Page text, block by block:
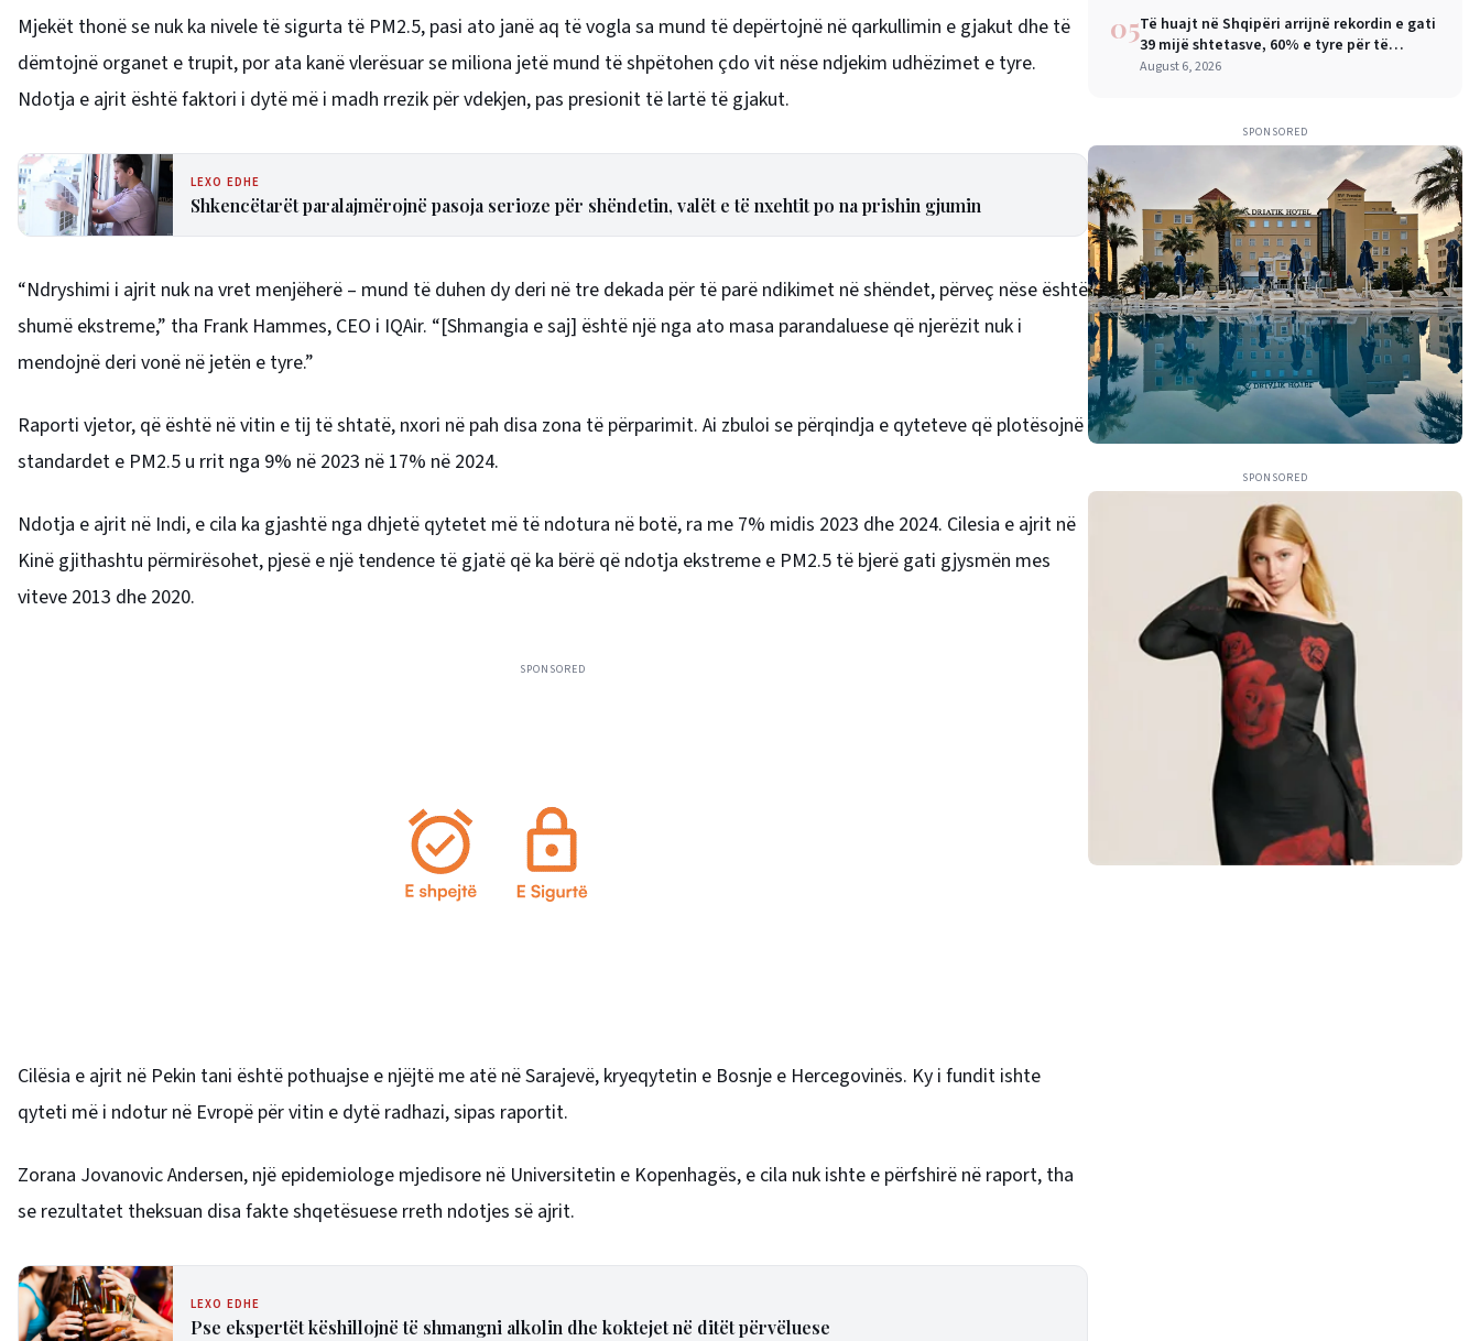
Mjekët thonë se nuk ka nivele të sigurta të PM2.5, pasi ato janë aq të vogla sa mund të depërtojnë në qarkullimin e gjakut dhe të
dëmtojnë organet e trupit, por ata kanë vlerësuar se miliona jetë mund të shpëtohen çdo vit nëse ndjekim udhëzimet e tyre.
Ndotja e ajrit është faktori i dytë më i madh rrezik për vdekjen, pas presionit të lartë të gjakut.
LEXO EDHE
Shkencëtarët paralajmërojnë pasoja serioze për shëndetin, valët e të nxehtit po na prishin gjumin
“Ndryshimi i ajrit nuk na vret menjëherë – mund të duhen dy deri në tre dekada për të parë ndikimet në shëndet, përveç nëse është
shumë ekstreme,” tha Frank Hammes, CEO i IQAir. “[Shmangia e saj] është një nga ato masa parandaluese që njerëzit nuk i
mendojnë deri vonë në jetën e tyre.”
Raporti vjetor, që është në vitin e tij të shtatë, nxori në pah disa zona të përparimit. Ai zbuloi se përqindja e qyteteve që plotësojnë
standardet e PM2.5 u rrit nga 9% në 2023 në 17% në 2024.
Ndotja e ajrit në Indi, e cila ka gjashtë nga dhjetë qytetet më të ndotura në botë, ra me 7% midis 2023 dhe 2024. Cilesia e ajrit në
Kinë gjithashtu përmirësohet, pjesë e një tendence të gjatë që ka bërë që ndotja ekstreme e PM2.5 të bjerë gati gjysmën mes
viteve 2013 dhe 2020.
SPONSORED
Cilësia e ajrit në Pekin tani është pothuajse e njëjtë me atë në Sarajevë, kryeqytetin e Bosnje e Hercegovinës. Ky i fundit ishte
qyteti më i ndotur në Evropë për vitin e dytë radhazi, sipas raportit.
Zorana Jovanovic Andersen, një epidemiologe mjedisore në Universitetin e Kopenhagës, e cila nuk ishte e përfshirë në raport, tha
se rezultatet theksuan disa fakte shqetësuese rreth ndotjes së ajrit.
LEXO EDHE
Pse ekspertët këshillojnë të shmangni alkolin dhe koktejet në ditët përvëluese
05Të huajt në Shqipëri arrijnë rekordin e gati
39 mijë shtetasve, 60% e tyre për të
punuar
August 6, 2026
SPONSORED
SPONSORED